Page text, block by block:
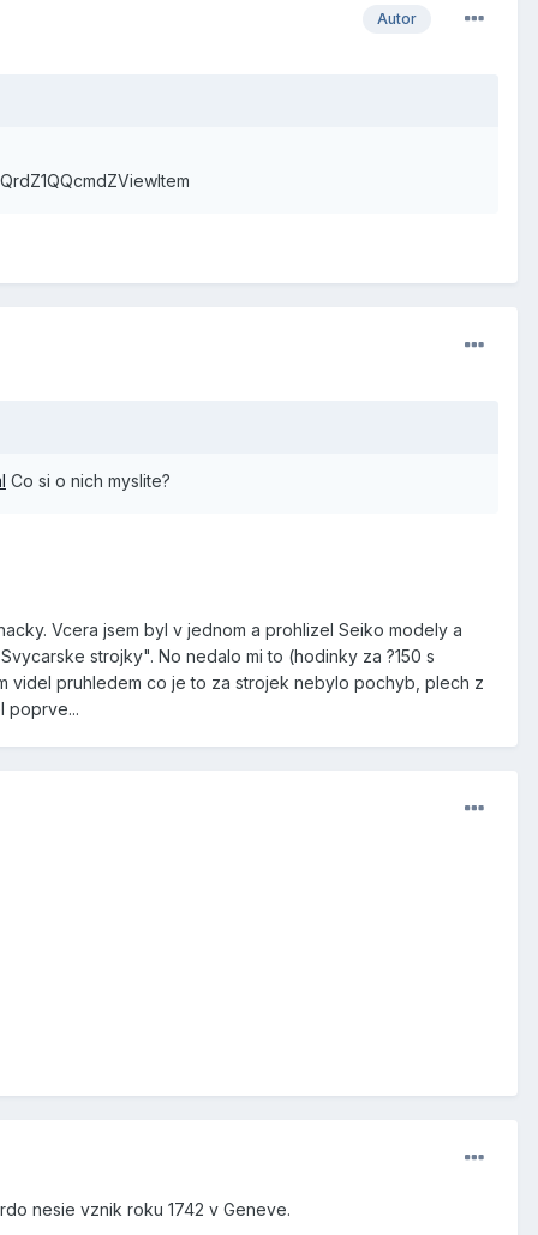
Autor
Co si o nich myslite?
Vcera jsem byl v jednom a prohlizel Seiko modely a
strojky". No nedalo mi to (hodinky za ?150 s
videl pruhledem co je to za strojek nebylo pochyb, plech z
poprve...
nesie vznik roku 1742 v Geneve.